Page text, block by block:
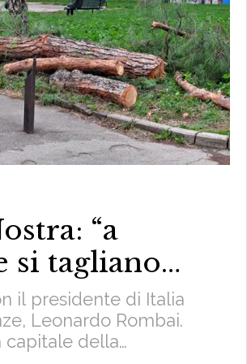
“a
si tagliano
il presidente di Italia
Leonardo Rombai.
capitale della